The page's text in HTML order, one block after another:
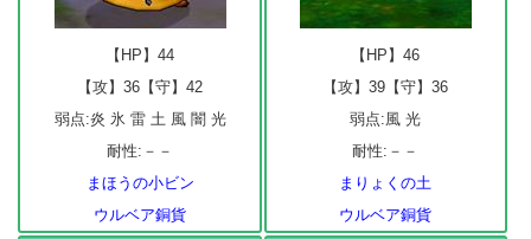
【HP】44
【攻】36【守】42
弱点:炎 氷 雷 土 風 闇 光
耐性:－－
まほうの小ビン
ウルベア銅貨
【HP】46
【攻】39【守】36
弱点:風 光
耐性:－－
まりょくの土
ウルベア銅貨